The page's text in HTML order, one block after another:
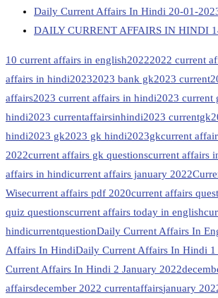
Daily Current Affairs In Hindi 20-01-
DAILY CURRENT AFFAIRS IN HINDI
10 current affairs in english20222022 current
affairs in hindi20232023 bank gk2023 current
affairs2023 current affairs in hindi2023 current
hindi2023 currentaffairsinhindi2023 currentgk
hindi2023 gk2023 gk hindi2023gkcurrent
2022current affairs gk questionscurrent affairs
affairs in hindicurrent affairs january 2022
Wisecurrent affairs pdf 2020current affairs
quiz questionscurrent affairs today in english
hindicurrentquestionDaily Current Affairs In
Affairs In HindiDaily Current Affairs In Hindi 1
Current Affairs In Hindi 2 January 2022
affairsdecember 2022 currentaffairsjanuary